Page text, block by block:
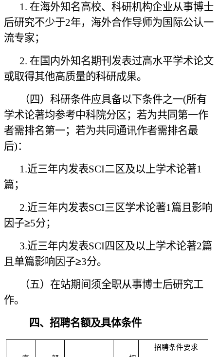
1. 在海外知名高校、科研机构企业从事博士
后研究不少于2年，海外合作导师为国际公认一
流专家；
2. 在国内外知名期刊发表过高水平学术论文
或取得其他高质量的科研成果。
（四）科研条件应具备以下条件之一(所有
学术论著均参考中科院分区；若为共同第一作
者需排名第一；若为共同通讯作者需排名最
后)：
1.近三年内发表SCI二区及以上学术论著1
篇；
2.近三年内发表SCI三区学术论著1篇且影响
因子≥5分；
3.近三年内发表SCI四区及以上学术论著2篇
且单篇影响因子≥3分。
（五）在站期间须全职从事博士后研究工
作。
四、招聘名额及具体条件
招聘条件要求